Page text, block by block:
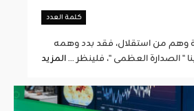
كلمة العدد
" الصدارة العظمى "، فلينظر ...